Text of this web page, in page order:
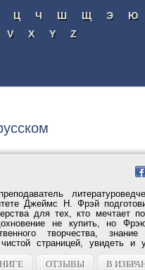
Ц Ч Ш Щ Э Ю
V X Y Z
Джеймс Н. Фрэй
для тех, кто мечтает
не купить, но
творчества,
страницей, увидеть и
ОТЗЫВЫ В